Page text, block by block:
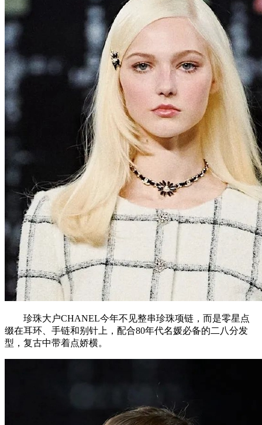
珍珠大户CHANEL今年不见整串珍珠项链，而是零星点
缀在耳环、手链和别针上，配合80年代名媛必备的二八分发
型，复古中带着点娇横。